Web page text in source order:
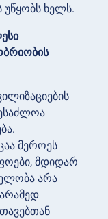
ხელს.
მეროეს
მდიდარ
არა